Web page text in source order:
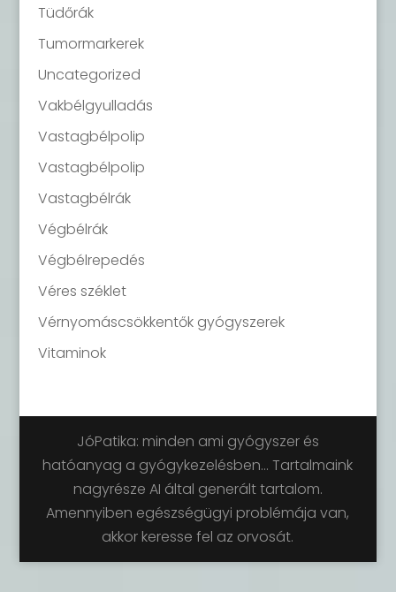
Tüdőrák
Tumormarkerek
Uncategorized
Vakbélgyulladás
Vastagbélpolip
Vastagbélpolip
Vastagbélrák
Végbélrák
Végbélrepedés
Véres széklet
Vérnyomáscsökkentők gyógyszerek
Vitaminok
JóPatika: minden ami gyógyszer és
hatóanyag a gyógykezelésben... Tartalmaink
nagyrésze AI által generált tartalom.
Amennyiben egészségügyi problémája van,
akkor keresse fel az orvosát.